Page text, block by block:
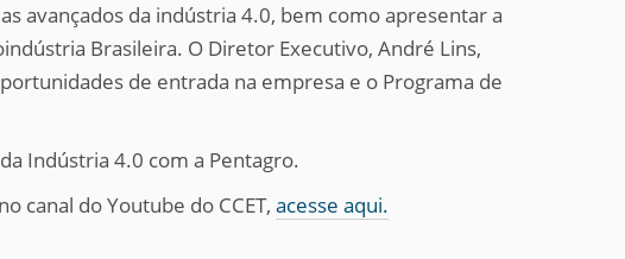
avançados da indústria 4.0, bem como apresentar a
Brasileira. O Diretor Executivo, André Lins,
de entrada na empresa e o Programa de
Indústria 4.0 com a Pentagro.
canal do Youtube do CCET, acesse aqui.